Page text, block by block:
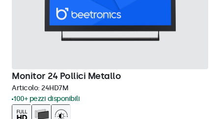
Monitor 24 Pollici Metallo
Articolo: 24HD7M
100+ pezzi disponibili